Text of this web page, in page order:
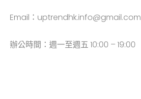
Email：uptrendhk.info@gmail.com
辦公時間：週一至週五 10:00 – 19:00